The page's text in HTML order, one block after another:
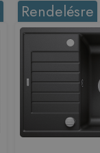
Rendelésre